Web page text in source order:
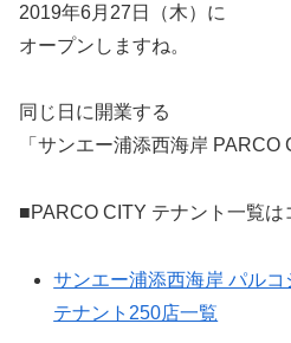
2019年6月27日（木）に
オープンしますね。
同じ日に開業する
「サンエー浦添西海岸 PARCO
■PARCO CITY テナント一覧は
サンエー浦添西海岸 パルコ
テナント250店一覧